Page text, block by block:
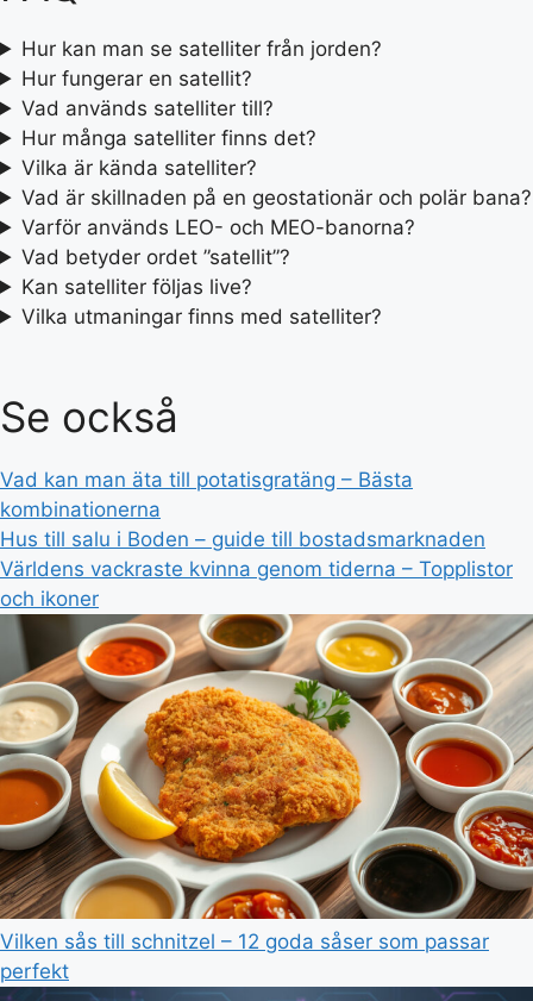
Hur kan man se satelliter från jorden?
Hur fungerar en satellit?
Vad används satelliter till?
Hur många satelliter finns det?
Vilka är kända satelliter?
Vad är skillnaden på en geostationär och polär bana?
Varför används LEO- och MEO-banorna?
Vad betyder ordet ”satellit”?
Kan satelliter följas live?
Vilka utmaningar finns med satelliter?
Se också
Vad kan man äta till potatisgratäng – Bästa
kombinationerna
Hus till salu i Boden – guide till bostadsmarknaden
Världens vackraste kvinna genom tiderna – Topplistor
och ikoner
Vilken sås till schnitzel – 12 goda såser som passar
perfekt